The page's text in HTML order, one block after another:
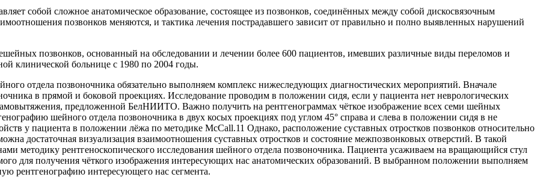
собой сложное анатомическое образование, состоящее из позвонков, соединённых между собой дискосвязочным
позвонков меняются, и тактика лечения пострадавшего зависит от правильно и полно выявленных нарушений
позвонков, основанный на обследовании и лечении более 600 пациентов, имевших различные виды переломов и
клинической больнице с 1980 по 2004 годы.
отдела позвоночника обязательно выполняем комплекс нижеследующих диагностических мероприятий. Вначале
в прямой и боковой проекциях. Исследование проводим в положении сидя, если у пациента нет неврологических
предложенной БелНИИТО. Важно получить на рентгенограммах чёткое изображение всех семи шейных
шейного отдела позвоночника в двух косых проекциях под углом 45° справа и слева в положении сидя в не
у пациента в положении лёжа по методике McCall.11 Однако, расположение суставных отростков позвонков относительно
достаточная визуализация взаимоотношения суставных отростков и состояние межпозвонковых отверстий. В такой
методику рентгеноскопического исследования шейного отдела позвоночника. Пациента усаживаем на вращающийся стул
для получения чёткого изображения интересующих нас анатомических образований. В выбранном положении выполняем
рентгенографию интересующего нас сегмента.